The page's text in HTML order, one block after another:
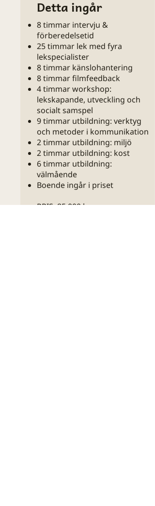
Detta ingår
8 timmar intervju &
förberedelsetid
25 timmar lek med fyra
lekspecialister
8 timmar känslohantering
8 timmar filmfeedback
4 timmar workshop:
lekskapande, utveckling och
socialt samspel
9 timmar utbildning: verktyg
och metoder i kommunikation
2 timmar utbildning: miljö
2 timmar utbildning: kost
6 timmar utbildning:
välmående
Boende ingår i priset
PRIS: 85 000 kr